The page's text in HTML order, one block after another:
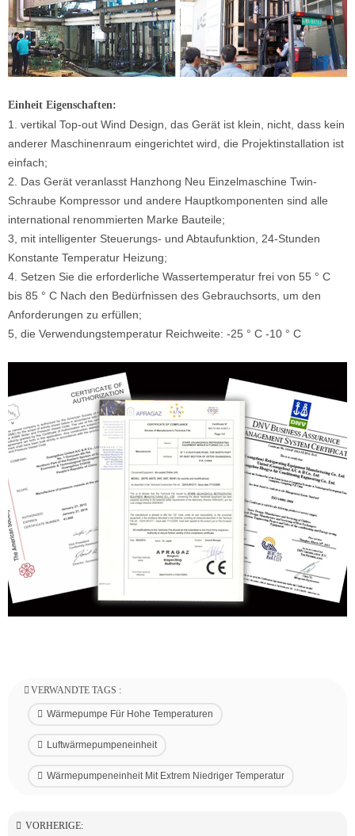
Einheit Eigenschaften:
1. vertikal Top-out Wind Design, das Gerät ist klein, nicht, dass kein
anderer Maschinenraum eingerichtet wird, die Projektinstallation ist
einfach;
2. Das Gerät veranlasst Hanzhong Neu Einzelmaschine Twin-
Schraube Kompressor und andere Hauptkomponenten sind alle
international renommierten Marke Bauteile;
3, mit intelligenter Steuerungs- und Abtaufunktion, 24-Stunden
Konstante Temperatur Heizung;
4. Setzen Sie die erforderliche Wassertemperatur frei von 55 ° C
bis 85 ° C Nach den Bedürfnissen des Gebrauchsorts, um den
Anforderungen zu erfüllen;
5, die Verwendungstemperatur Reichweite: -25 ° C -10 ° C
VERWANDTE TAGS :
Wärmepumpe Für Hohe Temperaturen
Luftwärmepumpeneinheit
Wärmepumpeneinheit Mit Extrem Niedriger Temperatur
VORHERIGE: